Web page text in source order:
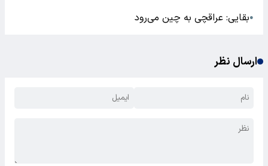
●بقایی: عراقچی به چین می‌رود
ارسال نظر